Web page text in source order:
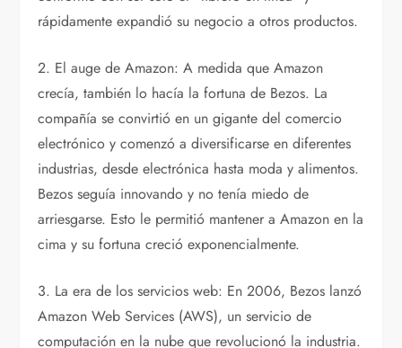
rápidamente expandió su negocio a otros productos.
2. El auge de Amazon: A medida que Amazon
crecía, también lo hacía la fortuna de Bezos. La
compañía se convirtió en un gigante del comercio
electrónico y comenzó a diversificarse en diferentes
industrias, desde electrónica hasta moda y alimentos.
Bezos seguía innovando y no tenía miedo de
arriesgarse. Esto le permitió mantener a Amazon en la
cima y su fortuna creció exponencialmente.
3. La era de los servicios web: En 2006, Bezos lanzó
Amazon Web Services (AWS), un servicio de
computación en la nube que revolucionó la industria.